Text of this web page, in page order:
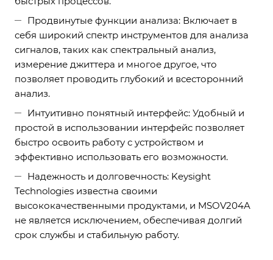
Продвинутые функции анализа: Включает в
себя широкий спектр инструментов для анализа
сигналов, таких как спектральный анализ,
измерение джиттера и многое другое, что
позволяет проводить глубокий и всесторонний
анализ.
Интуитивно понятный интерфейс: Удобный и
простой в использовании интерфейс позволяет
быстро освоить работу с устройством и
эффективно использовать его возможности.
Надежность и долговечность: Keysight
Technologies известна своими
высококачественными продуктами, и MSOV204A
не является исключением, обеспечивая долгий
срок службы и стабильную работу.